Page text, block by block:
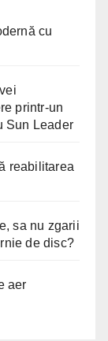
cu
printr-un
Sun Leader
reabilitarea
sa nu zgarii
de disc?
aer